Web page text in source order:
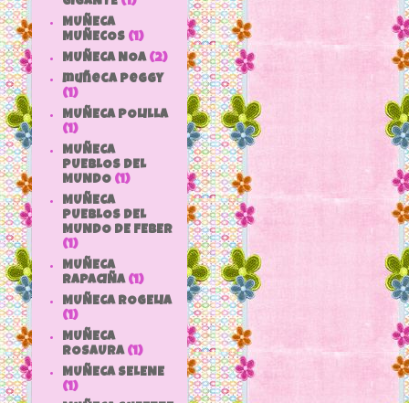
MUÑECA
MUÑECOS (1)
MUÑECA NOA (2)
muñeca peggy
(1)
MUÑECA POLILLA
(1)
MUÑECA
PUEBLOS DEL
MUNDO (1)
MUÑECA
PUEBLOS DEL
MUNDO DE FEBER
(1)
MUÑECA
RAPACIÑA (1)
MUÑECA ROGELIA
(1)
MUÑECA
ROSAURA (1)
MUÑECA SELENE
(1)